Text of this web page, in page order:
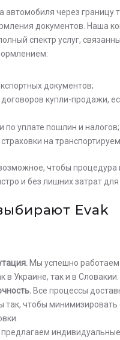
автомобиля через границу
документов. Наша
спектр услуг,
документов;
купли-продажи,
по уплате пошлин и налогов;
на
чтобы процедура
и без лишних затрат для
Evak
Мы успешно работаем
в Украине, так и в Словакии.
Все процессы
так, чтобы минимизировать